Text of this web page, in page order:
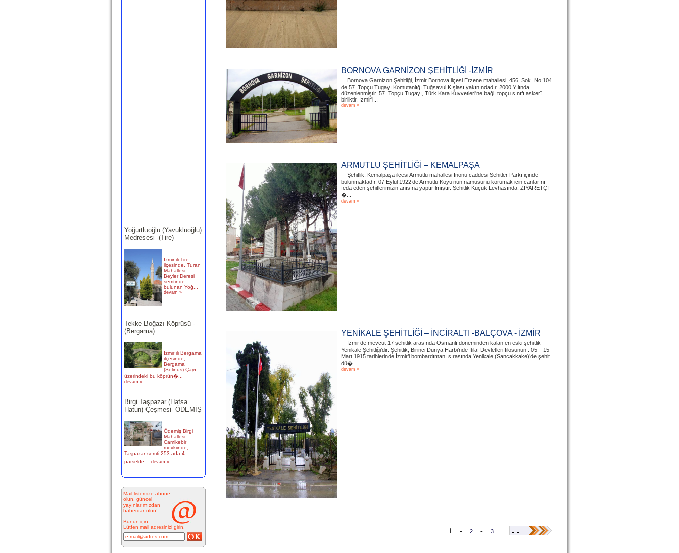
Medresesi -(Tire)
ilçesinde, Turan
Mahallesi,
Beyler Deresi
semtinde
bulunan Yoğ...
devam »
(Bergama)
ilçesinde,
Bergama
(Selinus) Çayı
üzerindeki bu köprün�...
devam »
Hatun) Çeşmesi- ÖDEMİŞ
Mahallesi
Camikebir
mevkiinde,
Taşpazar semti 253 ada 4
parselde... devam »
Kitabesiz Çeşmeler 4-
Resimde
görülen çeşme
İnkilap Caddesi
üzerinde yer
alan çarşı
bitiminde...
devam »
Mail listemize abone
olun, güncel
yayınlarımızdan
haberdar olun!
Bunun için,
Lütfen mail adresinizi girin.
BORNOVA GARNİZON ŞEHİTLİĞİ -İZMİR
Bornova Garnizon Şehitliği, İzmir Bornova ilçesi Erzene mahallesi, 456. Sok. No:104
de 57. Topçu Tugayı Komutanlığı Tuğsavul Kışlası yakınındadır. 2000 Yılında
düzenlenmiştir. 57. Topçu Tugayı, Türk Kara Kuvvetleri'ne bağlı topçu sınıfı askerî
birliktir. İzmir'i...
devam »
ARMUTLU ŞEHİTLİĞİ – KEMALPAŞA
Şehitlik, Kemalpaşa ilçesi Armutlu mahallesi İnönü caddesi Şehitler Parkı içinde
bulunmaktadır. 07 Eylül 1922’de Armutlu Köyü’nün namusunu korumak için canlarını
feda eden şehitlerimizin anısına yaptırılmıştır. Şehitlik Küçük Levhasında: ZİYARETÇİ
�...
devam »
YENİKALE ŞEHİTLİĞİ – İNCİRALTI -BALÇOVA - İZMİR
İzmir’de mevcut 17 şehitlik arasında Osmanlı döneminden kalan en eski şehitlik
Yenikale Şehitliği’dir. Şehitlik, Birinci Dünya Harbi’nde İtilaf Devletleri filosunun . 05 – 15
Mart 1915 tarihlerinde İzmir’i bombardımanı sırasında Yenikale (Sancakkake)’de şehit
dü�...
devam »
1 - 2 - 3